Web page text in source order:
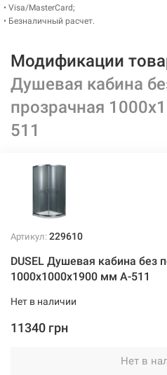
• Visa/MasterCard;
• Безналичный расчет.
Модификации
Душевая кабина
прозрачная
511
Артикул: 229610
DUSEL Душевая кабина без
1000x1000x1900 мм A-511
Нет в наличии
11340 грн
Нет в